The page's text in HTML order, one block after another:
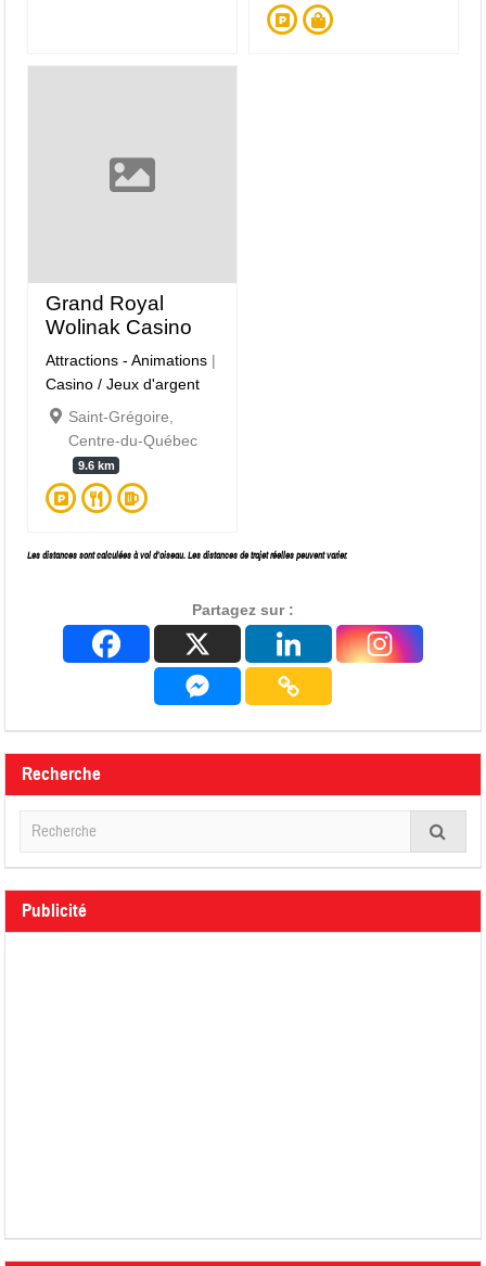
Grand Royal
Wolinak Casino
Attractions - Animations |
Casino / Jeux d'argent
Saint-Grégoire,
Centre-du-Québec
9.6 km
Les distances sont calculées à vol d’oiseau. Les distances de trajet réelles peuvent varier.
Partagez sur :
Recherche
Publicité